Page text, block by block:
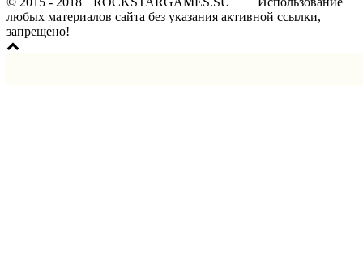
любых материалов сайта без указания активной ссылки,
запрещено!